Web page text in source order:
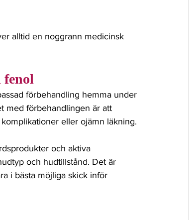
alltid en noggrann medicinsk
förbehandling hemma under
med förbehandlingen är att
eller ojämn läkning.
och aktiva
och hudtillstånd. Det är
i bästa möjliga skick inför